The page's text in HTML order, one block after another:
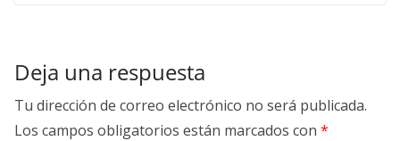
Deja una respuesta
Tu dirección de correo electrónico no será publicada.
Los campos obligatorios están marcados con *